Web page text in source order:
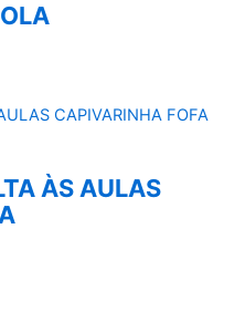
ÀS AULAS